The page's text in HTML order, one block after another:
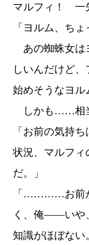
マルフィ！ 一
「ヨルム、ちょ
あの蜘蛛女は
しいんだけど
始めそうなヨル
しかも……相
「お前の気持
状況、マルフィ
だ。」
「…………お前
く、俺――いや
知識がほぼない